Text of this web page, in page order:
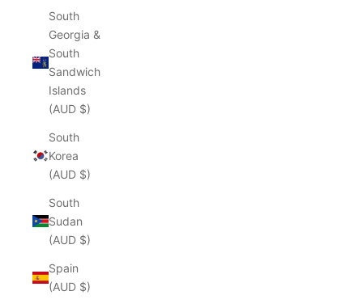
South
Georgia &
South
Sandwich
Islands
(AUD $)
South
Korea
(AUD $)
South
Sudan
(AUD $)
Spain
(AUD $)